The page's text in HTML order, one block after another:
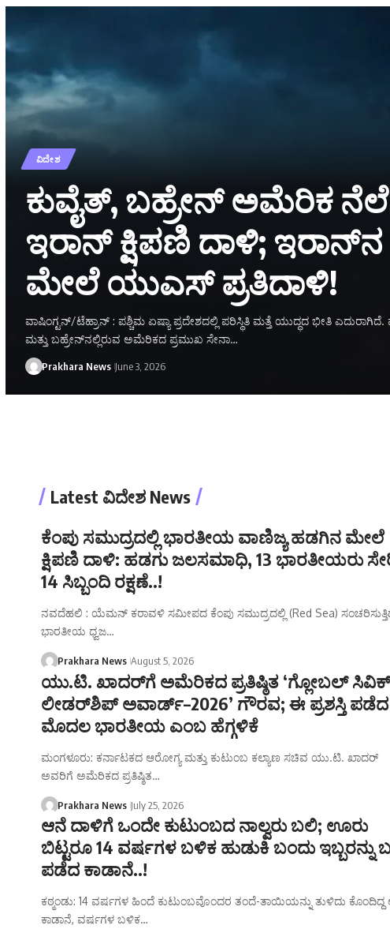
ವಿದೇಶ
ಕುವೈತ್, ಬಹ್ರೇನ್ ಅಮೆರಿಕ
ಇರಾನ್ ಕ್ಷಿಪಣಿ ದಾಳಿ; ಇರಾನ್‌ನ
ಮೇಲೆ ಯುಎಸ್ ಪ್ರತಿದಾಳಿ!
ವಾಷಿಂಗ್ಟನ್/ಟೆಹ್ರಾನ್ : ಪಶ್ಚಿಮ ಏಷ್ಯಾ ಪ್ರದೇಶದಲ್ಲಿ ಪರಿಸ್ಥಿತಿ ಮತ್ತೆ ಯುದ್ಧದ ಭೀತಿ
ಮತ್ತು ಬಹ್ರೇನ್‌ನಲ್ಲಿರುವ ಅಮೆರಿಕದ ಪ್ರಮುಖ ಸೇನಾ…
Prakhara News June 3, 2026
Latest ವಿದೇಶ News
ಕೆಂಪು ಸಮುದ್ರದಲ್ಲಿ ಭಾರತೀಯ ವಾಣಿಜ್ಯ ಹಡಗಿನ ಮೇಲೆ
ಕ್ಷಿಪಣಿ ದಾಳಿ: ಹಡಗು ಜಲಸಮಾಧಿ, 13 ಭಾರತೀಯರು
14 ಸಿಬ್ಬಂದಿ ರಕ್ಷಣೆ..!
ನವದೆಹಲಿ : ಯೆಮನ್‌ ಕರಾವಳಿ ಸಮೀಪದ ಕೆಂಪು ಸಮುದ್ರದಲ್ಲಿ (Red Sea)
ಭಾರತೀಯ ಧ್ವಜ…
Prakhara News August 5, 2026
ಯು.ಟಿ. ಖಾದರ್‌ಗೆ ಅಮೆರಿಕದ ಪ್ರತಿಷ್ಠಿತ ‘ಗ್ಲೋಬಲ್ ಸಿವಿಕ್
ಲೀಡರ್‌ಶಿಪ್ ಅವಾರ್ಡ್–2026’ ಗೌರವ; ಈ ಪ್ರಶಸ್ತಿ ಪಡೆದ
ಮೊದಲ ಭಾರತೀಯ ಎಂಬ ಹೆಗ್ಗಳಿಕೆ
ಮಂಗಳೂರು: ಕರ್ನಾಟಕದ ಆರೋಗ್ಯ ಮತ್ತು ಕುಟುಂಬ ಕಲ್ಯಾಣ ಸಚಿವ ಯು.ಟಿ. ಖಾದರ್
ಅವರಿಗೆ ಅಮೆರಿಕದ ಪ್ರತಿಷ್ಠಿತ…
Prakhara News July 25, 2026
ಆನೆ ದಾಳಿಗೆ ಒಂದೇ ಕುಟುಂಬದ ನಾಲ್ವರು ಬಲಿ; ಊರು
ಬಿಟ್ಟರೂ 14 ವರ್ಷಗಳ ಬಳಿಕ ಹುಡುಕಿ ಬಂದು ಇಬ್ಬರನ್ನು
ಪಡೆದ ಕಾಡಾನೆ..!
ಕಠ್ಮಂಡು: 14 ವರ್ಷಗಳ ಹಿಂದೆ ಕುಟುಂಬವೊಂದರ ತಂದೆ-ತಾಯಿಯನ್ನು ತುಳಿದು ಕೊಂದಿದ್ದ
ಕಾಡಾನೆ, ವರ್ಷಗಳ ಬಳಿಕ…